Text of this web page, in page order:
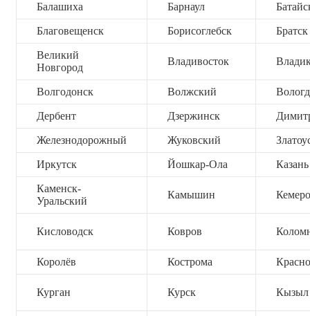
Балашиха Барнаул
Благовещенск Борисоглебск Братск
Великий
Новгород
Владивосток
Волгодонск Волжский
Дербент Дзержинск
Железнодорожный Жуковский
Иркутск Йошкар-Ола Казань
Каменск-
Уральский
Камышин
Кисловодск Ковров
Королёв Кострома
Курган Курск Кызыл